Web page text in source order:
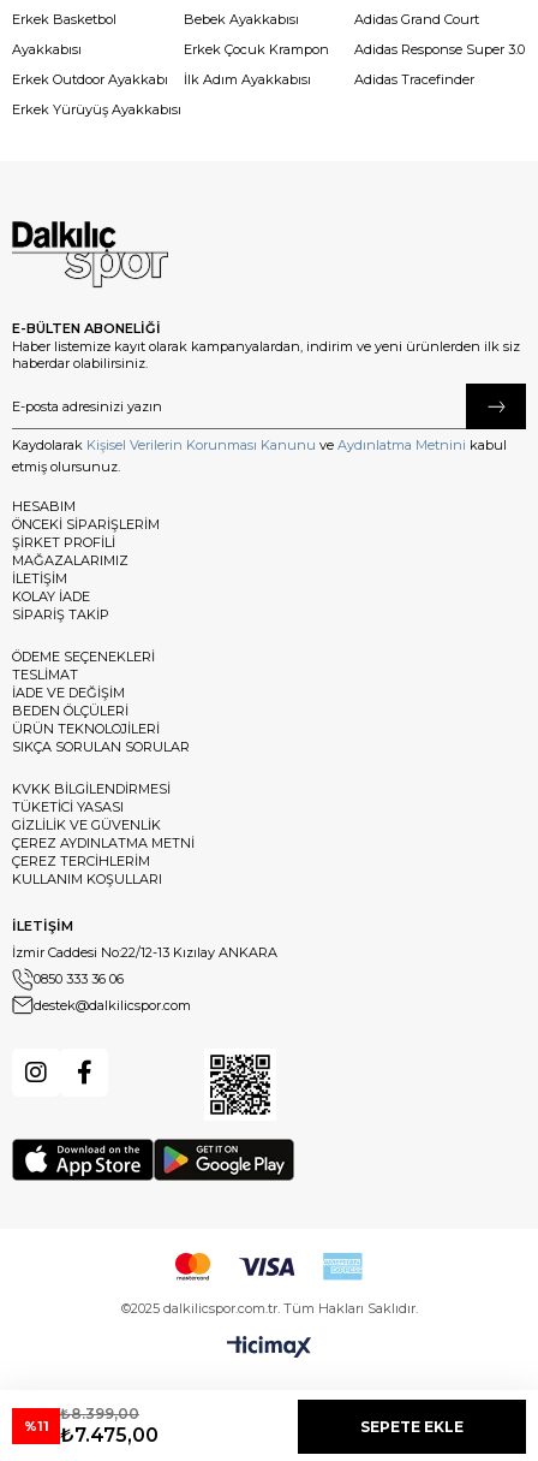
Erkek Basketbol
Ayakkabısı
Erkek Outdoor Ayakkabı
Erkek Yürüyüş Ayakkabısı
Bebek Ayakkabısı
Erkek Çocuk Krampon
İlk Adım Ayakkabısı
Adidas Grand Court
Adidas Response Super 3.0
Adidas Tracefinder
E-BÜLTEN ABONELİĞİ
Haber listemize kayıt olarak kampanyalardan, indirim ve yeni ürünlerden ilk siz
haberdar olabilirsiniz.
Kaydolarak Kişisel Verilerin Korunması Kanunu ve Aydınlatma Metnini kabul
etmiş olursunuz.
HESABIM
ÖNCEKİ SİPARİŞLERİM
ŞİRKET PROFİLİ
MAĞAZALARIMIZ
İLETİŞİM
KOLAY İADE
SİPARİŞ TAKİP
ÖDEME SEÇENEKLERİ
TESLİMAT
İADE VE DEĞİŞİM
BEDEN ÖLÇÜLERİ
ÜRÜN TEKNOLOJİLERİ
SIKÇA SORULAN SORULAR
KVKK BİLGİLENDİRMESİ
TÜKETİCİ YASASI
GİZLİLİK VE GÜVENLİK
ÇEREZ AYDINLATMA METNİ
ÇEREZ TERCİHLERİM
KULLANIM KOŞULLARI
İLETİŞİM
İzmir Caddesi No:22/12-13 Kızılay ANKARA
0850 333 36 06
destek@dalkilicspor.com
©2025 dalkilicspor.com.tr. Tüm Hakları Saklıdır.
%11
₺8.399,00
₺7.475,00